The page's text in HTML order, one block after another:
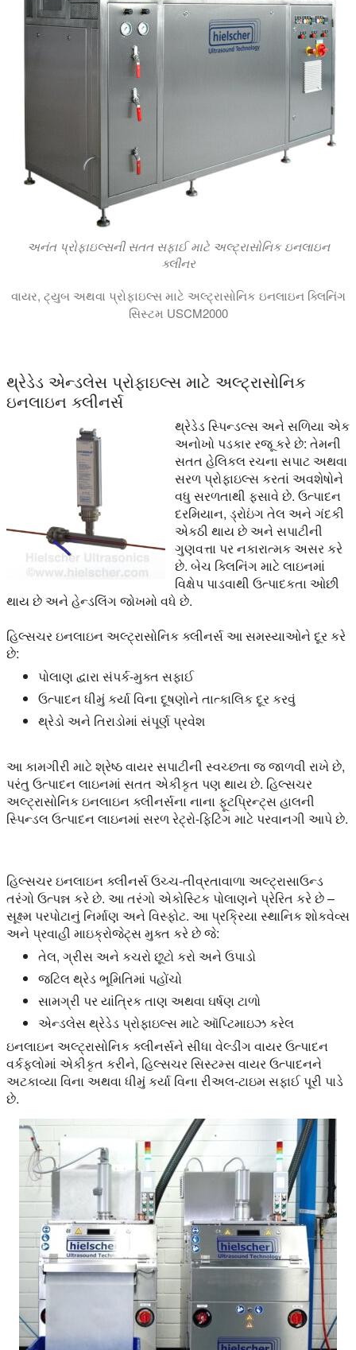
અનંત પ્રોફાઇલ્સની સતત સફાઈ માટે અલ્ટ્રાસોનિક ઇનલાઇન
ક્લીનર
વાયર, ટ્યુબ અથવા પ્રોફાઇલ્સ માટે અલ્ટ્રાસોનિક ઇનલાઇન ક્લિનિંગ
સિસ્ટમ USCM2000
થ્રેડેડ એન્ડલેસ પ્રોફાઇલ્સ માટે અલ્ટ્રાસોનિક
ઇનલાઇન ક્લીનર્સ
થ્રેડેડ સ્પિન્ડલ્સ અને સળિયા એક
અનોખો પડકાર રજૂ કરે છે: તેમની
સતત હેલિકલ રચના સપાટ અથવા
સરળ પ્રોફાઇલ્સ કરતાં અવશેષોને
વધુ સરળતાથી ફસાવે છે. ઉત્પાદન
દરમિયાન, ડ્રોઇંગ તેલ અને ગંદકી
એકઠી થાય છે અને સપાટીની
ગુણવત્તા પર નકારાત્મક અસર કરે
છે. બેચ ક્લિનિંગ માટે લાઇનમાં
વિક્ષેપ પાડવાથી ઉત્પાદકતા ઓછી
થાય છે અને હેન્ડલિંગ જોખમો વધે છે.
હિલ્સચર ઇનલાઇન અલ્ટ્રાસોનિક ક્લીનર્સ આ સમસ્યાઓને દૂર કરે
છે:
પોલાણ દ્વારા સંપર્ક-મુક્ત સફાઈ
ઉત્પાદન ધીમું કર્યા વિના દૂષણોને તાત્કાલિક દૂર કરવું
થ્રેડો અને તિરાડોમાં સંપૂર્ણ પ્રવેશ
આ કામગીરી માટે શ્રેષ્ઠ વાયર સપાટીની સ્વચ્છતા જ જાળવી રાખે છે,
પરંતુ ઉત્પાદન લાઇનમાં સતત એકીકૃત પણ થાય છે. હિલ્સચર
અલ્ટ્રાસોનિક ઇનલાઇન ક્લીનર્સના નાના ફૂટપ્રિન્ટ્સ હાલની
સ્પિન્ડલ ઉત્પાદન લાઇનમાં સરળ રેટ્રો-ફિટિંગ માટે પરવાનગી આપે છે.
હિલ્સચર ઇનલાઇન ક્લીનર્સ ઉચ્ચ-તીવ્રતાવાળા અલ્ટ્રાસાઉન્ડ
તરંગો ઉત્પન્ન કરે છે. આ તરંગો એકોસ્ટિક પોલાણને પ્રેરિત કરે છે –
સૂક્ષ્મ પરપોટાનું નિર્માણ અને વિસ્ફોટ. આ પ્રક્રિયા સ્થાનિક શોકવેવ્સ
અને પ્રવાહી માઇક્રોજેટ્સ મુક્ત કરે છે જે:
તેલ, ગ્રીસ અને કચરો છૂટો કરો અને ઉપાડો
જટિલ થ્રેડ ભૂમિતિમાં પહોંચો
સામગ્રી પર યાંત્રિક તાણ અથવા ઘર્ષણ ટાળો
એન્ડલેસ થ્રેડેડ પ્રોફાઇલ્સ માટે ઑપ્ટિમાઇઝ કરેલ
ઇનલાઇન અલ્ટ્રાસોનિક ક્લીનર્સને સીધા વેલ્ડીંગ વાયર ઉત્પાદન
વર્કફ્લોમાં એકીકૃત કરીને, હિલ્સચર સિસ્ટમ્સ વાયર ઉત્પાદનને
અટકાવ્યા વિના અથવા ધીમું કર્યા વિના રીઅલ-ટાઇમ સફાઈ પૂરી પાડે
છે.